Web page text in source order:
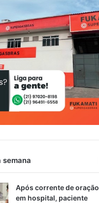
semana
Após corrente de oração
em hospital, paciente